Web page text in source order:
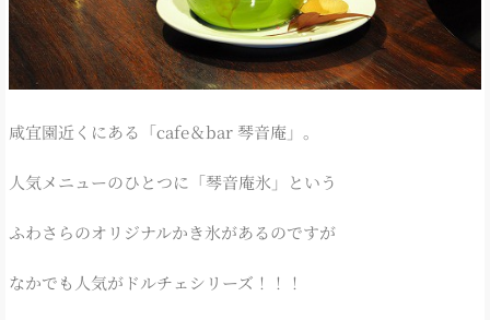
咸宜園近くにある「cafe＆bar 琴音庵」。
人気メニューのひとつに「琴音庵氷」という
ふわさらのオリジナルかき氷があるのですが
なかでも人気がドルチェシリーズ！！！